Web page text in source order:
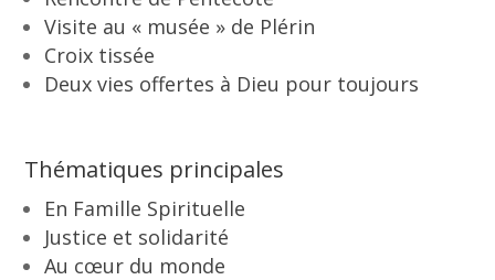
Visite au « musée » de Plérin
Croix tissée
Deux vies offertes à Dieu pour toujours
Thématiques principales
En Famille Spirituelle
Justice et solidarité
Au cœur du monde